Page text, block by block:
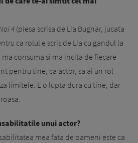
4(piesa scrisa de Lia Bugnar, jucata
ca rolul e scris de Lia cu gandul la
consuma si ma incita de fiecare
pentru tine, ca actor, sa ai un rol
limitele. E o lupta dura cu tine, dar
unui actor?
mea fata de oameni este ca